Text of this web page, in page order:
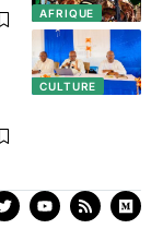
AFRIQUE
CULTURE